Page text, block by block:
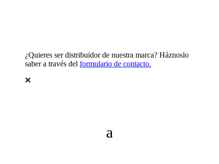
¿Quieres ser distribuidor de nuestra marca? Háznoslo
saber a través delformulario de contacto.